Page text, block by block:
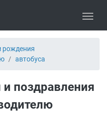
рождения
автобуса
поздравления